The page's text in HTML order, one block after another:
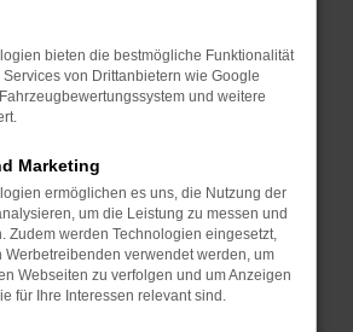
neu.
helfen, vorübergehende
auf dem neuesten Stand
birgt nicht nur ein
sondern kann auch dazu
bestimmte Funktionen nicht mehr
bieten die bestmögliche Funktionalität
von Drittanbietern wie Google
und weitere
Marketing
ermöglichen es uns, die Nutzung der
um die Leistung zu messen und
Zudem werden Technologien eingesetzt,
Werbetreibenden verwendet werden, um
Webseiten zu verfolgen und um Anzeigen
für Ihre Interessen relevant sind.